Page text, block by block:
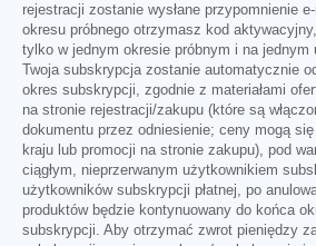
rejestracji zostanie wysłane przypomnienie
okresu próbnego otrzymasz kod
tylko w jednym okresie próbnym i na jednym
Twoja subskrypcja zostanie automatycznie
okres subskrypcji, zgodnie z materiałami
na stronie rejestracji/zakupu (które są
dokumentu przez odniesienie; ceny mogą
kraju lub promocji na stronie zakupu), pod
ciągłym, nieprzerwanym użytkownikiem
użytkowników subskrypcji płatnej, po
produktów będzie kontynuowany do końca
subskrypcji. Aby otrzymać zwrot pieniędzy